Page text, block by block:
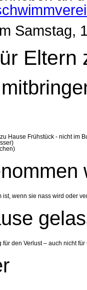
Samstag,
Eltern
Hause Frühstück - nicht im
wenn sie nass wird oder
den Verlust – auch nicht